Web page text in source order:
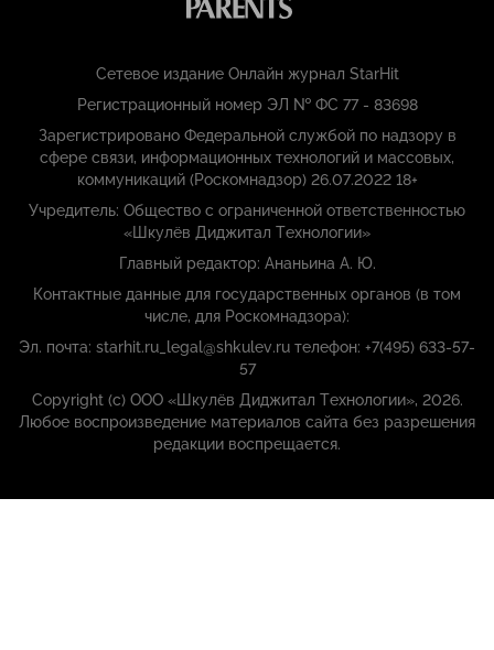
Сетевое издание Онлайн журнал StarHit
Регистрационный номер ЭЛ № ФС 77 - 83698
Зарегистрировано Федеральной службой по надзору в
сфере связи, информационных технологий и массовых,
коммуникаций (Роскомнадзор) 26.07.2022 18+
Учредитель: Общество с ограниченной ответственностью
«Шкулёв Диджитал Технологии»
Главный редактор: Ананьина А. Ю.
Контактные данные для государственных органов (в том
числе, для Роскомнадзора):
Эл. почта: starhit.ru_legal@shkulev.ru телефон: +7(495) 633-57-
57
Copyright (с) ООО «Шкулёв Диджитал Технологии», 2026.
Любое воспроизведение материалов сайта без разрешения
редакции воспрещается.